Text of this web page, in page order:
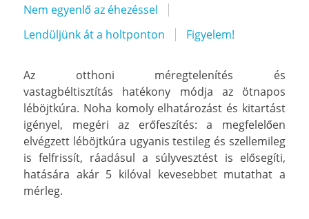
Nem egyenlő az éhezéssel
Lendüljünk át a holtponton
Figyelem!
Az otthoni méregtelenítés és
vastagbéltisztítás hatékony módja az ötnapos
léböjtkúra. Noha komoly elhatározást és kitartást
igényel, megéri az erőfeszítés: a megfelelően
elvégzett léböjtkúra ugyanis testileg és szellemileg
is felfrissít, ráadásul a súlyvesztést is elősegíti,
hatására akár 5 kilóval kevesebbet mutathat a
mérleg.